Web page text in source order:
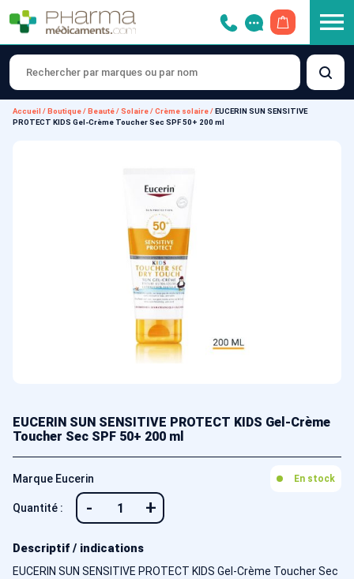
Accueil / Boutique/ Beauté/Solaire/Crème solaire/ EUCERIN SUN SENSITIVE
PROTECT KIDS Gel-Crème Toucher Sec SPF 50+ 200 ml
EUCERIN SUN SENSITIVE PROTECT KIDS Gel-Crème
Toucher Sec SPF 50+ 200 ml
Marque Eucerin En stock
Quantité : - +
Descriptif / indications
EUCERIN SUN SENSITIVE PROTECT KIDS Gel-Crème Toucher Sec